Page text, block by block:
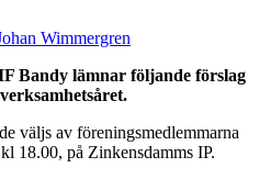
Wimmergren
Bandy lämnar följande förslag
väljs av föreningsmedlemmarna
18.00, på Zinkensdamms IP.